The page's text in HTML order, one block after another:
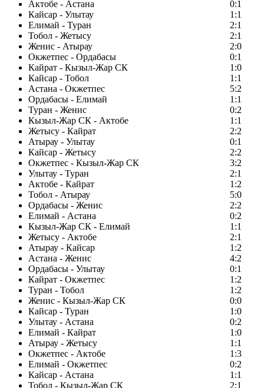
Актобе - Астана
0:1
Кайсар - Улытау
1:1
Елимай - Туран
2:1
Тобол - Жетысу
2:1
Женис - Атырау
2:0
Окжетпес - Ордабасы
0:1
Кайрат - Кызыл-Жар СК
1:0
Кайсар - Тобол
1:1
Астана - Окжетпес
5:2
Ордабасы - Елимай
1:1
Туран - Женис
0:2
Кызыл-Жар СК - Актобе
1:1
Жетысу - Кайрат
2:2
Атырау - Улытау
0:1
Кайсар - Жетысу
2:2
Окжетпес - Кызыл-Жар СК
3:2
Улытау - Туран
2:1
Актобе - Кайрат
1:2
Тобол - Атырау
5:0
Ордабасы - Женис
2:2
Елимай - Астана
0:2
Кызыл-Жар СК - Елимай
1:1
Жетысу - Актобе
2:1
Атырау - Кайсар
1:2
Астана - Женис
4:2
Ордабасы - Улытау
0:1
Кайрат - Окжетпес
1:2
Туран - Тобол
1:2
Женис - Кызыл-Жар СК
0:0
Кайсар - Туран
1:0
Улытау - Астана
0:2
Елимай - Кайрат
1:0
Атырау - Жетысу
1:1
Окжетпес - Актобе
1:3
Елимай - Окжетпес
0:2
Кайсар - Астана
1:1
Тобол - Кызыл-Жар СК
2:1